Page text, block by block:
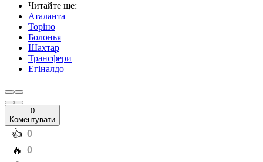
Читайте ще:
Аталанта
Торіно
Болонья
Шахтар
Трансфери
Егіналдо
0
Коментувати
️👍 0
️🔥 0